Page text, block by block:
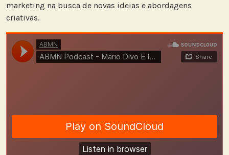
marketing na busca de novas ideias e abordagens
criativas.